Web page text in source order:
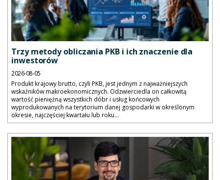
Trzy metody obliczania PKB i ich znaczenie dla
inwestorów
2026-08-05
Produkt krajowy brutto, czyli PKB, jest jednym z najważniejszych
wskaźników makroekonomicznych. Odzwierciedla on całkowitą
wartość pieniężną wszystkich dóbr i usług końcowych
wyprodukowanych na terytorium danej gospodarki w określonym
okresie, najczęściej kwartału lub roku...